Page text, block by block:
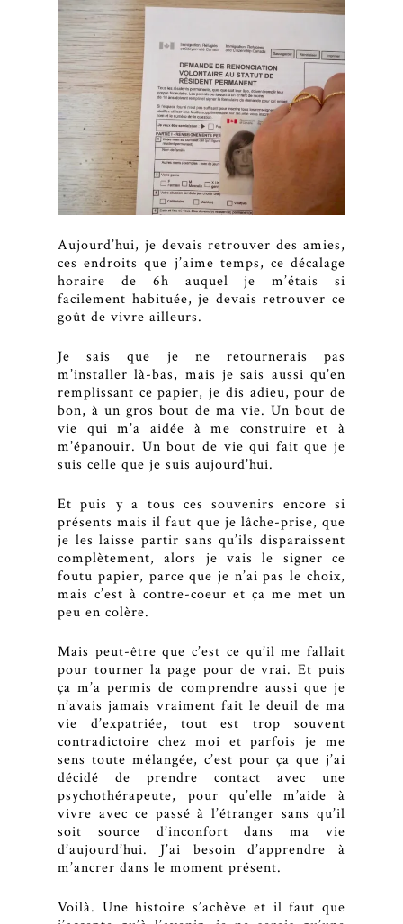
Aujourd’hui, je devais retrouver des amies,
ces endroits que j’aime temps, ce décalage
horaire de 6h auquel je m’étais si
facilement habituée, je devais retrouver ce
goût de vivre ailleurs.
Je sais que je ne retournerais pas
m’installer là-bas, mais je sais aussi qu’en
remplissant ce papier, je dis adieu, pour de
bon, à un gros bout de ma vie. Un bout de
vie qui m’a aidée à me construire et à
m’épanouir. Un bout de vie qui fait que je
suis celle que je suis aujourd’hui.
Et puis y a tous ces souvenirs encore si
présents mais il faut que je lâche-prise, que
je les laisse partir sans qu’ils disparaissent
complètement, alors je vais le signer ce
foutu papier, parce que je n’ai pas le choix,
mais c’est à contre-coeur et ça me met un
peu en colère.
Mais peut-être que c’est ce qu’il me fallait
pour tourner la page pour de vrai. Et puis
ça m’a permis de comprendre aussi que je
n’avais jamais vraiment fait le deuil de ma
vie d’expatriée, tout est trop souvent
contradictoire chez moi et parfois je me
sens toute mélangée, c’est pour ça que j’ai
décidé de prendre contact avec une
psychothérapeute, pour qu’elle m’aide à
vivre avec ce passé à l’étranger sans qu’il
soit source d’inconfort dans ma vie
d’aujourd’hui. J’ai besoin d’apprendre à
m’ancrer dans le moment présent.
Voilà. Une histoire s’achève et il faut que